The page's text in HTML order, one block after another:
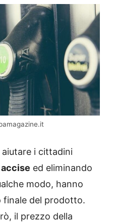
i cittadini
ed eliminando
modo, hanno
finale del prodotto.
il prezzo della